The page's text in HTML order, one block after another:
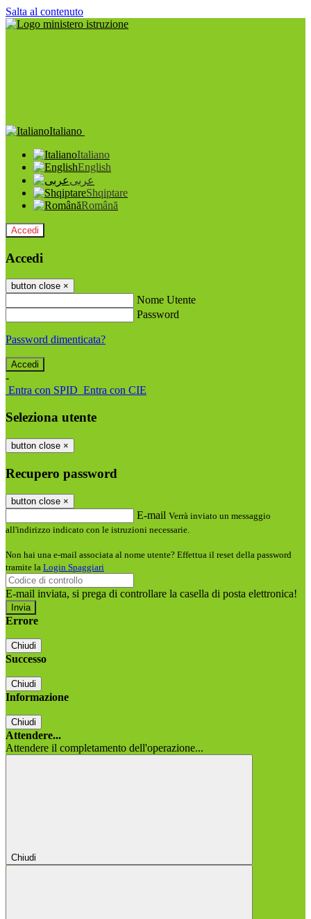
Salta al contenuto
Italiano
Italiano
English
عربى
Shqiptare
Română
Accedi
Accedi
button close ×
Nome Utente
Password
Password dimenticata?
-
Entra con SPID Entra con CIE
Seleziona utente
button close ×
Recupero password
button close ×
E-mail Verrà inviato un messaggio
all'indirizzo indicato con le istruzioni necessarie.
Non hai una e-mail associata al nome utente? Effettua il reset della password
tramite la Login Spaggiari
E-mail inviata, si prega di controllare la casella di posta elettronica!
Errore
Chiudi
Successo
Chiudi
Informazione
Chiudi
Attendere...
Attendere il completamento dell'operazione...
Chiudi